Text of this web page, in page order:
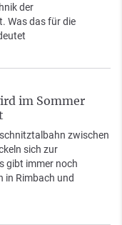
der
Was das für die
im Sommer
zwischen
sich zur
gibt immer noch
in Rimbach und